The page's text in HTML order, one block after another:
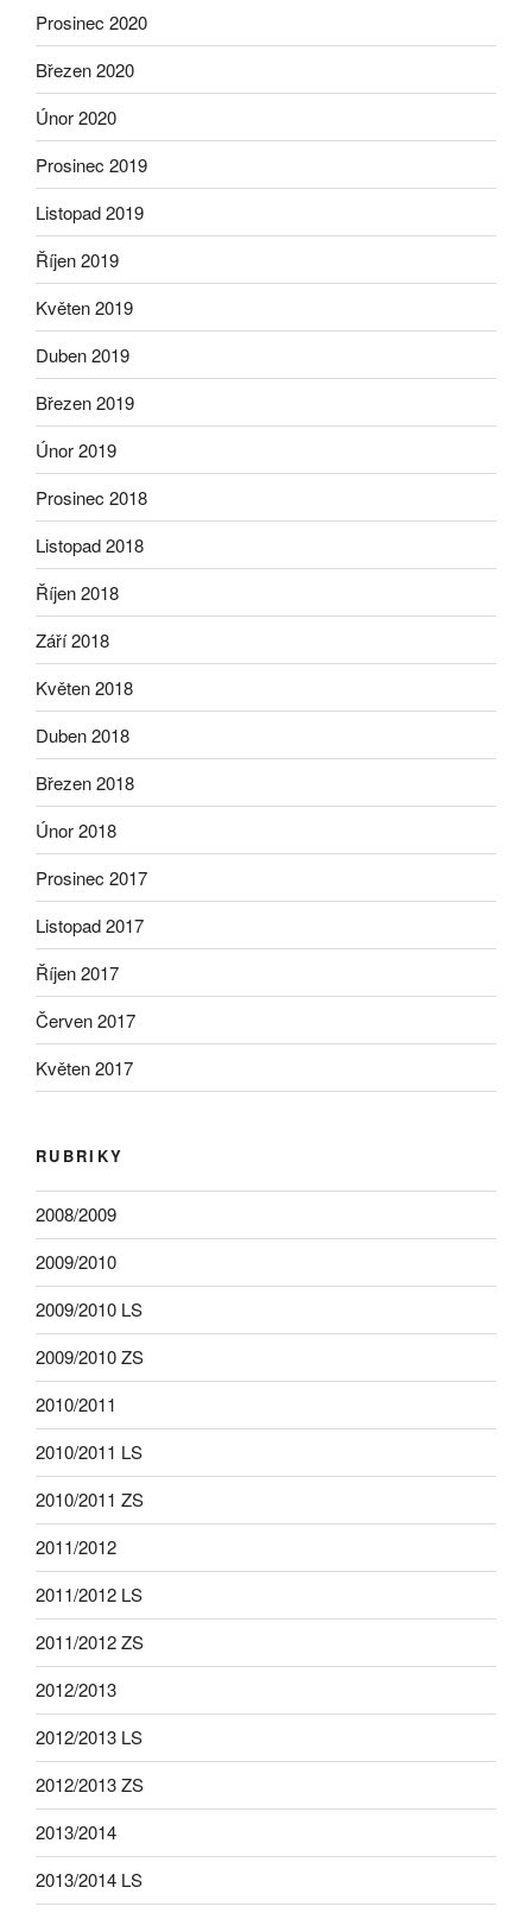
Prosinec 2020
Březen 2020
Únor 2020
Prosinec 2019
Listopad 2019
Říjen 2019
Květen 2019
Duben 2019
Březen 2019
Únor 2019
Prosinec 2018
Listopad 2018
Říjen 2018
Září 2018
Květen 2018
Duben 2018
Březen 2018
Únor 2018
Prosinec 2017
Listopad 2017
Říjen 2017
Červen 2017
Květen 2017
RUBRIKY
2008/2009
2009/2010
2009/2010 LS
2009/2010 ZS
2010/2011
2010/2011 LS
2010/2011 ZS
2011/2012
2011/2012 LS
2011/2012 ZS
2012/2013
2012/2013 LS
2012/2013 ZS
2013/2014
2013/2014 LS